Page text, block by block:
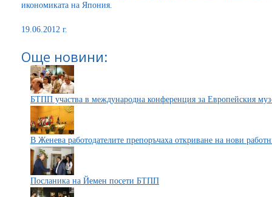
икономиката на Япония.
19.06.2012 г.
Още новини:
БТПП участва в международна конференция за Европейския
В Женева работодателите препоръчаха откриване на нови
Посланика на Йемен посети БТПП